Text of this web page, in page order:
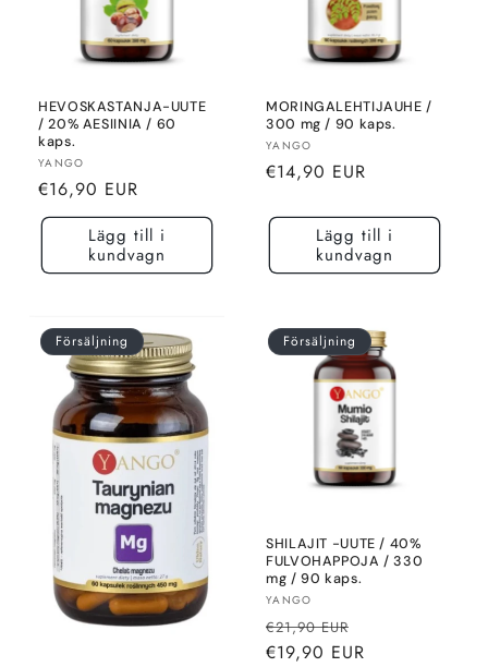
HEVOSKASTANJA-UUTE
/ 20% AESIINIA / 60
kaps.
Säljare:
YANGO
Normalt
pris
€16,90 EUR
Lägg till i
kundvagn
MORINGALEHTIJAUHE /
300 mg / 90 kaps.
Säljare:
YANGO
Normalt
€14,90 EUR
Lägg till i
kundvagn
Försäljning Försäljning
SHILAJIT -UUTE / 40%
FULVOHAPPOJA / 330
mg / 90 kaps.
Säljare:
YANGO
Normalt
pris
€21,90 EUR
pris
€19,90 EUR